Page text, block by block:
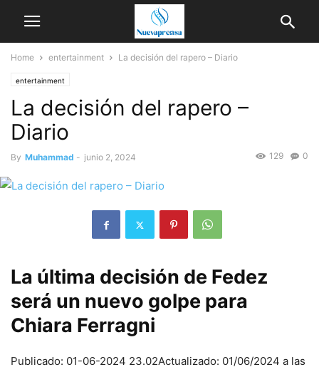
Home entertainment La decisión del rapero – Diario
entertainment
La decisión del rapero –
Diario
By Muhammad - junio 2, 2024 0
129
La última decisión de Fedez
será un nuevo golpe para
Chiara Ferragni
Publicado: 01-06-2024 23.02Actualizado: 01/06/2024 a las